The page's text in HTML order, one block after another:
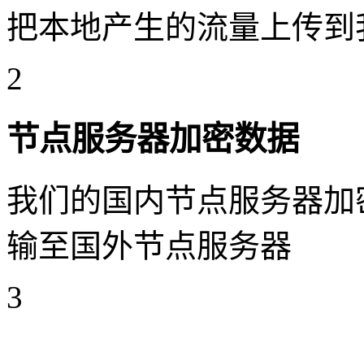
把本地产生的流量上传
2
节点服务器加密数据
我们的国内节点服务器
输至国外节点服务器
3